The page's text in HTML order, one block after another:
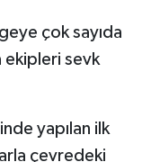
çok sayıda
ekipleri sevk
yapılan ilk
çevredeki